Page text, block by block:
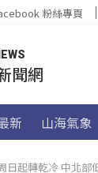
粉絲專頁
聞網
新 山海氣象
日起轉乾冷 中北部